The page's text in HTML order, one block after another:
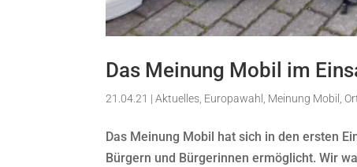
Das Meinung Mobil im
21.04.21 |Aktuelles, Europawahl , Meinung Mobil ,
Das Meinung Mobil hat sich in den ersten
Bürgern und Bürgerinnen ermöglicht. Wir